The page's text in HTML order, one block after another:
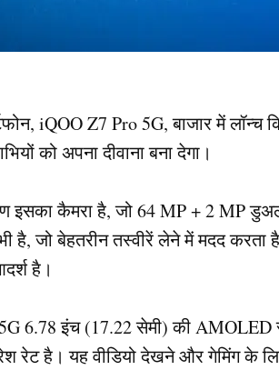
iQOO Z7 Pro 5G, बाजार में
को अपना दीवाना बना देगा।
इसका कैमरा है, जो 64 MP + 2 MP
है, जो बेहतरीन तस्वीरें लेने में मदद
है।
6.78 इंच (17.22 सेमी) की
रेट है। यह वीडियो देखने और गेमिंग के